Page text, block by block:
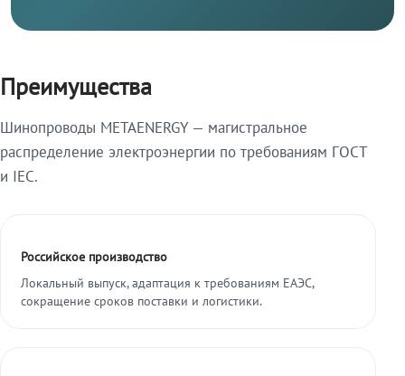
Преимущества
Шинопроводы METAENERGY — магистральное
распределение электроэнергии по требованиям ГОСТ
и IEC.
Российское производство
Локальный выпуск, адаптация к требованиям ЕАЭС,
сокращение сроков поставки и логистики.